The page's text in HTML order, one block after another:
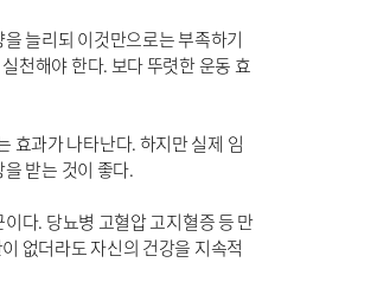
늘리되 이것만으로는 부족하기
천해야 한다. 보다 뚜렷한 운동 효
효과가 나타난다. 하지만 실제 임
받는 것이 좋다.
다. 당뇨병 고혈압 고지혈증 등 만
없더라도 자신의 건강을 지속적